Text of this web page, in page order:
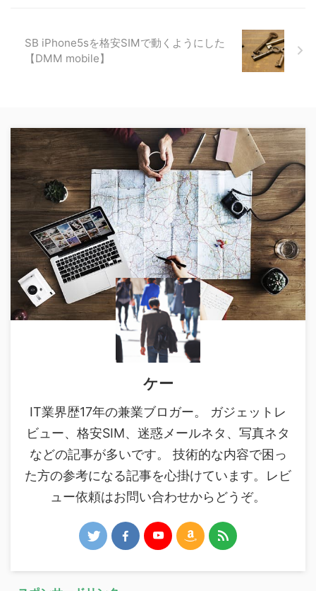
SB iPhone5sを格安SIMで動くようにした
【DMM mobile】
ケー
IT業界歴17年の兼業ブロガー。 ガジェットレ
ビュー、格安SIM、迷惑メールネタ、写真ネタ
などの記事が多いです。 技術的な内容で困っ
た方の参考になる記事を心掛けています。レビ
ュー依頼はお問い合わせからどうぞ。